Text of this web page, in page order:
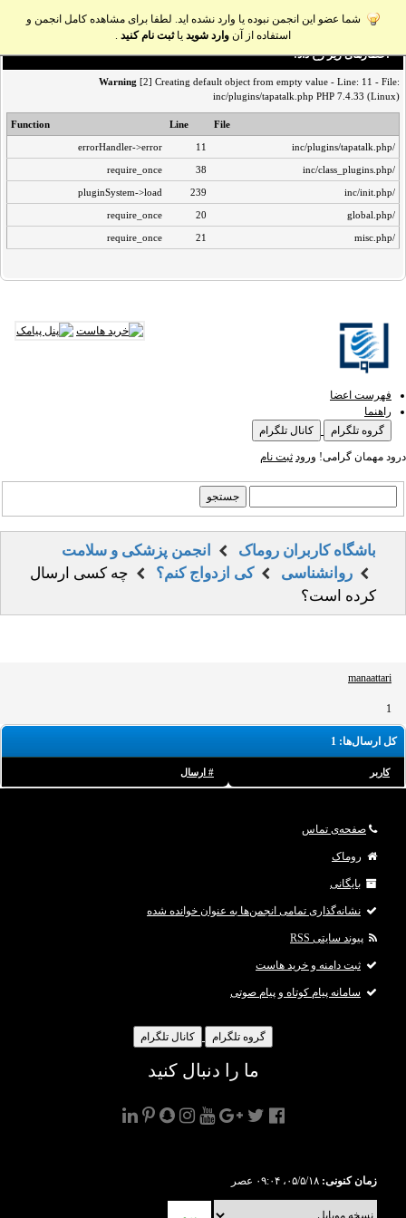
شما عضو این انجمن نبوده یا وارد نشده اید. لطفا برای مشاهده کامل انجمن و
استفاده از آن وارد شوید یاثبت نام کنید .
اخطار‌های زیر رخ داد:
Warning [2] Creating default object from empty value - Line: 11 - File:
inc/plugins/tapatalk.php PHP 7.4.33 (Linux)
File
Line
Function
/inc/plugins/tapatalk.php
11
errorHandler->error
/inc/class_plugins.php
38
require_once
/inc/init.php
239
pluginSystem->load
/global.php
20
require_once
/misc.php
21
require_once
فهرست اعضا
راهنما
گروه تلگرام
کانال تلگرام
درود مهمان گرامی! ورود ثبت نام
باشگاه کاربران روماک
انجمن پزشکی و سلامت
روانشناسی
کی ازدواج کنم؟
چه کسی ارسال
کرده است؟
manaattari
1
کل ارسال‌ها: 1
کاربر # ارسال
صفحه‌ی تماس
روماک
بایگانی
نشانه‌گذاری تمامی انجمن‌ها به عنوان خوانده شده
پیوند سایتی RSS
ثبت دامنه و خرید هاست
سامانه پیام کوتاه و پیام صوتی
گروه تلگرام کانال تلگرام
ما را دنبال کنید
زمان کنونی: ۰۵/۵/۱۸، ۰۹:۰۴ عصر